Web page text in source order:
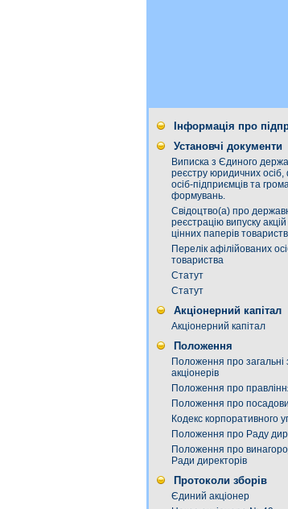
Інформація про
Установчі документи
Виписка з Єдиного
реєстру юридичних осіб,
осіб-підприємців та
формувань.
Свідоцтво(а) про
реєстрацію випуску
цінних паперів
Перелік афілійованих
товариства
Статут
Статут
Акціонерний капітал
Акціонерний капітал
Положення
Положення про загальні
акціонерів
Положення про
Положення про
Кодекс корпоративного
Положення про Раду
Положення про
Ради директорів
Протоколи зборів
Єдиний акціонер